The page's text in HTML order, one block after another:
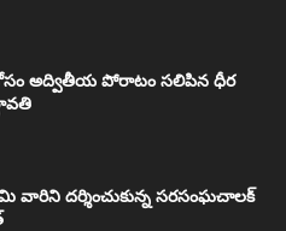
అద్వితీయ పోరాటం సలిపిన ధీర
వారిని దర్శించుకున్న సరసంఘచాలక్